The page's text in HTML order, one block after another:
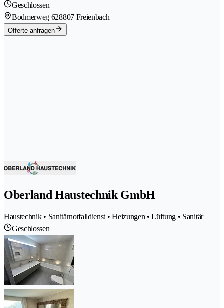
Geschlossen
Bodmerweg 628807 Freienbach
Offerte anfragen
Oberland Haustechnik GmbH
Haustechnik • Sanitärnotfalldienst • Heizungen • Lüftung • Sanitär
Geschlossen